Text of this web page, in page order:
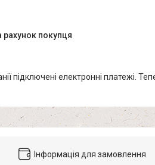
рахунок покупця
підключені електронні платежі.
Інформація для замовлення